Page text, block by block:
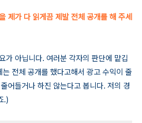
제가 다 읽게끔 제발 전체 공개를 해 주세
가 아닙니다. 여러분 각자의 판단에 맡깁
전체 공개를 했다고해서 광고 수익이 줄
어들거나 하진 않는다고 봅니다. 저의 경
.)